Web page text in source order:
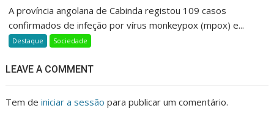
A província angolana de Cabinda registou 109 casos
confirmados de infeção por vírus monkeypox (mpox) e...
Destaque Sociedade
LEAVE A COMMENT
Tem deiniciar a sessão para publicar um comentário.